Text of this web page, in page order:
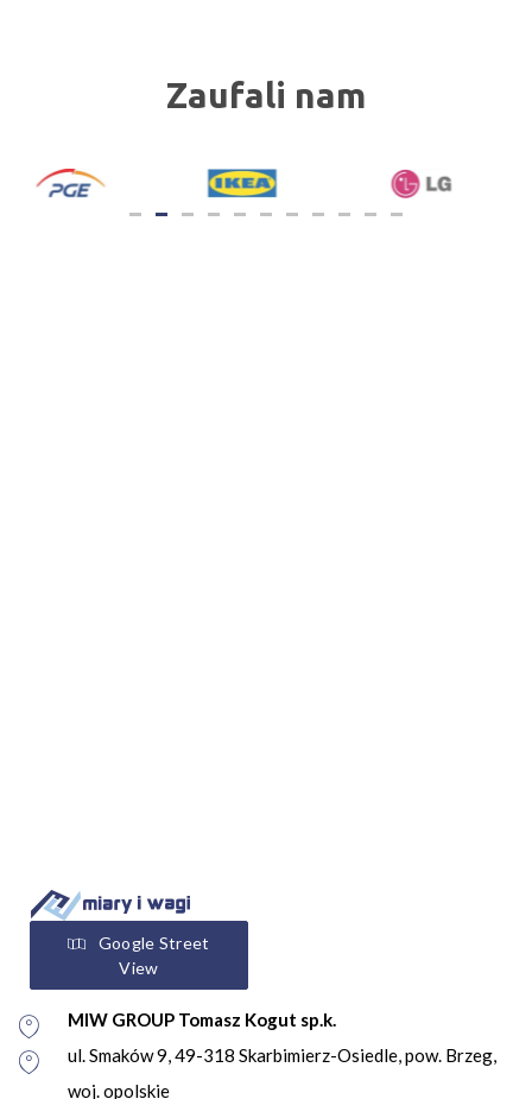
Zaufali nam
Google Street
View
MIW GROUP Tomasz Kogut sp.k.
ul. Smaków 9, 49-318 Skarbimierz-Osiedle, pow. Brzeg,
woj. opolskie